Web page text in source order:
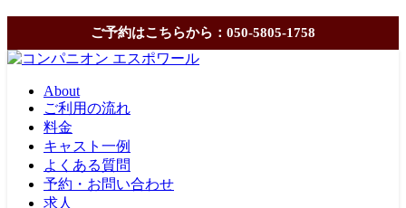
ご予約はこちらから：050-5805-1758
About
ご利用の流れ
料金
キャスト一例
よくある質問
予約・お問い合わせ
求人